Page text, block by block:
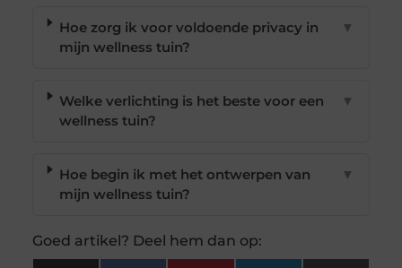
Hoe zorg ik voor voldoende privacy in
mijn wellness tuin?
▼
Welke verlichting is het beste voor een
wellness tuin?
▼
Hoe begin ik met het ontwerpen van
mijn wellness tuin?
▼
Goed artikel? Deel hem dan op: